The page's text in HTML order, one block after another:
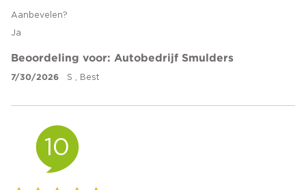
Aanbevelen?
Ja
Beoordeling voor: Autobedrijf Smulders
7/30/2026 S , Best
10